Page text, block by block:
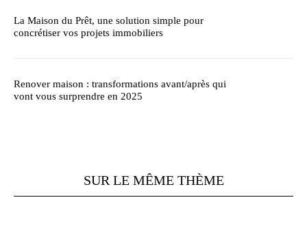
La Maison du Prêt, une solution simple pour
concrétiser vos projets immobiliers
Renover maison : transformations avant/après qui
vont vous surprendre en 2025
SUR LE MÊME THÈME